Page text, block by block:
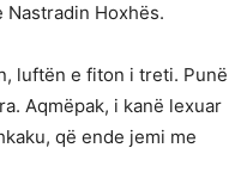
Hoxhës.
luftën e fiton i treti. Punë
Aqmëpak, i kanë lexuar
që ende jemi me